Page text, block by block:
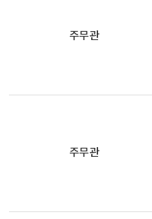
주무관
주무관